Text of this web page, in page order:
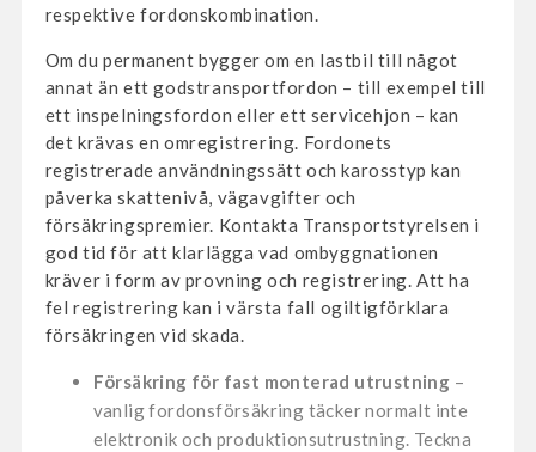
respektive fordonskombination.
Om du permanent bygger om en lastbil till något
annat än ett godstransportfordon – till exempel till
ett inspelningsfordon eller ett servicehjon – kan
det krävas en omregistrering. Fordonets
registrerade användningssätt och karosstyp kan
påverka skattenivå, vägavgifter och
försäkringspremier. Kontakta Transportstyrelsen i
god tid för att klarlägga vad ombyggnationen
kräver i form av provning och registrering. Att ha
fel registrering kan i värsta fall ogiltigförklara
försäkringen vid skada.
Försäkring för fast monterad utrustning –
vanlig fordonsförsäkring täcker normalt inte
elektronik och produktionsutrustning. Teckna